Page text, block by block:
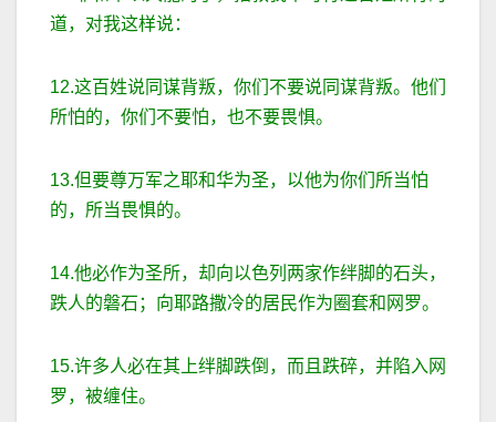
道，对我这样说：
12.这百姓说同谋背叛，你们不要说同谋背叛。他们
所怕的，你们不要怕，也不要畏惧。
13.但要尊万军之耶和华为圣，以他为你们所当怕
的，所当畏惧的。
14.他必作为圣所，却向以色列两家作绊脚的石头，
跌人的磐石；向耶路撒冷的居民作为圈套和网罗。
15.许多人必在其上绊脚跌倒，而且跌碎，并陷入网
罗，被缠住。